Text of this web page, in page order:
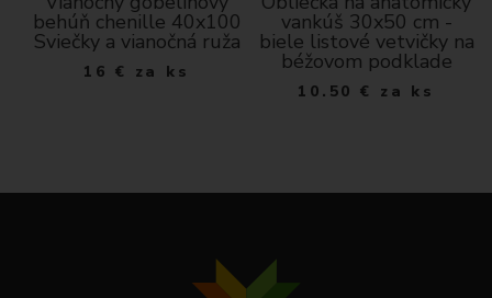
behúň chenille 40x100
Sviečky a vianočná ruža
16 € za ks
vankúš 30x50 cm -
biele listové vetvičky na
béžovom podklade
10.50 € za ks